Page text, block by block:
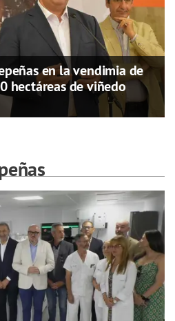
en la vendimia de
hectáreas de viñedo